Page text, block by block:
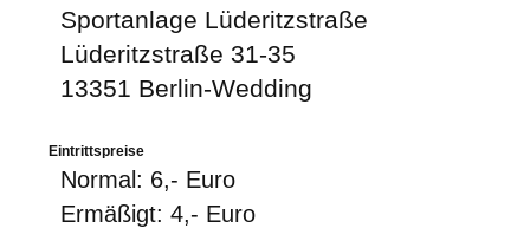
Sportanlage Lüderitzstraße
Lüderitzstraße 31-35
13351 Berlin-Wedding
Eintrittspreise
Normal: 6,- Euro
Ermäßigt: 4,- Euro